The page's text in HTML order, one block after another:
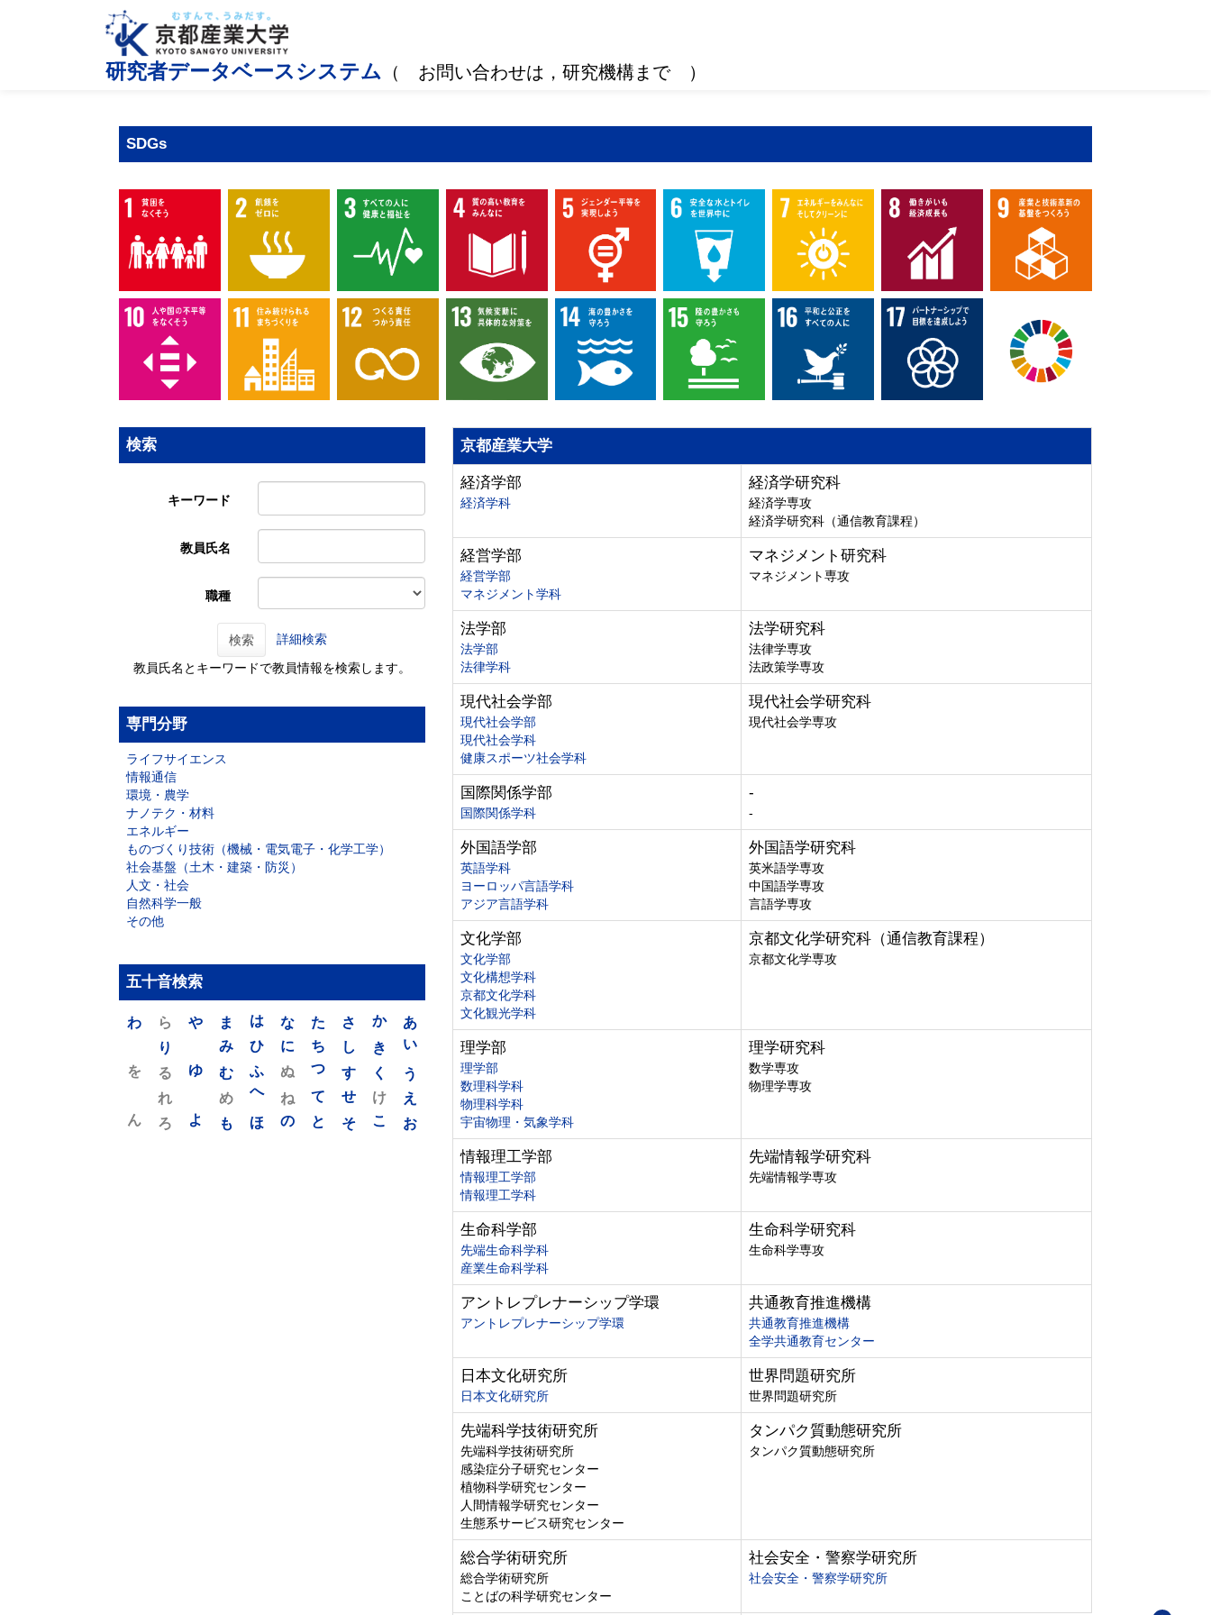
研究者データベースシステム （ お問い合わせは，研究機構まで ）
SDGs
検索
キーワード
教員氏名
職種
検索 詳細検索
教員氏名とキーワードで教員情報を検索します。
専門分野
ライフサイエンス
情報通信
環境・農学
ナノテク・材料
エネルギー
ものづくり技術（機械・電気電子・化学工学）
社会基盤（土木・建築・防災）
人文・社会
自然科学一般
その他
五十音検索
あ
い
う
え
お
か
き
く
け
こ
さ
し
す
せ
そ
た
ち
つ
て
と
な
に
ぬ
ね
の
は
ひ
ふ
へ
ほ
ま
み
む
め
も
や
ゆ
よ
ら
り
る
れ
ろ
わ
を
ん
京都産業大学
経済学部
経済学科
経済学研究科
経済学専攻
経済学研究科（通信教育課程）
経営学部
経営学部
マネジメント学科
マネジメント研究科
マネジメント専攻
法学部
法学部
法律学科
法学研究科
法律学専攻
法政策学専攻
現代社会学部
現代社会学部
現代社会学科
健康スポーツ社会学科
現代社会学研究科
現代社会学専攻
国際関係学部
国際関係学科
-
-
外国語学部
英語学科
ヨーロッパ言語学科
アジア言語学科
外国語学研究科
英米語学専攻
中国語学専攻
言語学専攻
文化学部
文化学部
文化構想学科
京都文化学科
文化観光学科
京都文化学研究科（通信教育課程）
京都文化学専攻
理学部
理学部
数理科学科
物理科学科
宇宙物理・気象学科
理学研究科
数学専攻
物理学専攻
情報理工学部
情報理工学部
情報理工学科
先端情報学研究科
先端情報学専攻
生命科学部
先端生命科学科
産業生命科学科
生命科学研究科
生命科学専攻
アントレプレナーシップ学環
アントレプレナーシップ学環
共通教育推進機構
共通教育推進機構
全学共通教育センター
日本文化研究所
日本文化研究所
世界問題研究所
世界問題研究所
先端科学技術研究所
先端科学技術研究所
感染症分子研究センター
植物科学研究センター
人間情報学研究センター
生態系サービス研究センター
タンパク質動態研究所
タンパク質動態研究所
総合学術研究所
総合学術研究所
ことばの科学研究センター
社会安全・警察学研究所
社会安全・警察学研究所